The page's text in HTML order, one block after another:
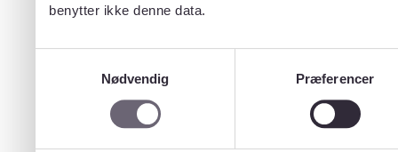
benytter ikke denne data.
Nødvendig
Præferencer